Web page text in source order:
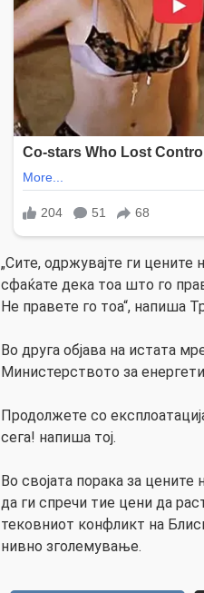
„Сите, одржувајте ги цените
сфаќате дека тоа што го
Не правете го тоа“, напиша
Во друга објава на истата
Министерството за
Продолжете со
сега! напиша тој.
Во својата порака за
да ги спречи тие цени да
тековниот конфликт на
нивно зголемување.